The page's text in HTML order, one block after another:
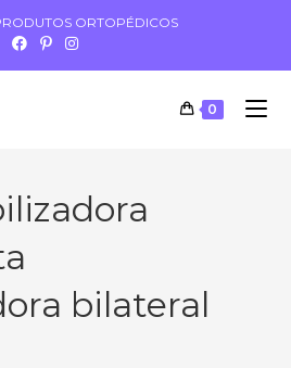
ORTOPÉDICOS
0
bilateral